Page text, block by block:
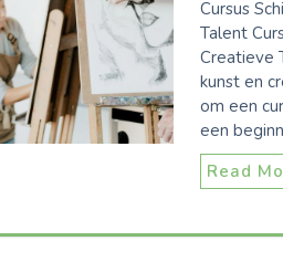
Cursus
Talent
Creatieve
kunst en
om een
een
Read